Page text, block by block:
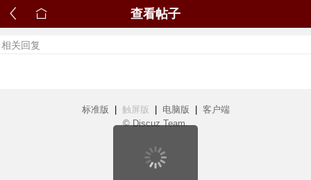
相关回复
标准版 触屏版 电脑版
客户端
© Discuz Team.
查看帖子